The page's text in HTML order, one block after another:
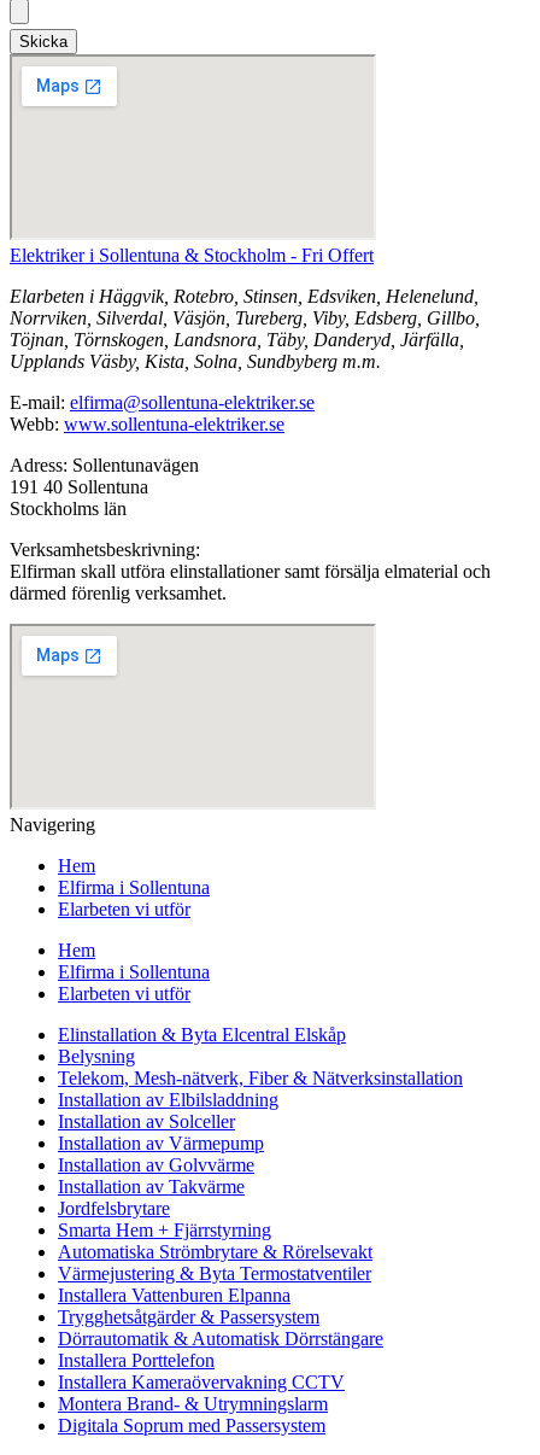
Skicka
Elektriker i Sollentuna & Stockholm - Fri Offert
Elarbeten i Häggvik, Rotebro, Stinsen, Edsviken, Helenelund,
Norrviken, Silverdal, Väsjön, Tureberg, Viby, Edsberg, Gillbo,
Töjnan, Törnskogen, Landsnora, Täby, Danderyd, Järfälla,
Upplands Väsby, Kista, Solna, Sundbyberg m.m.
E-mail: elfirma@sollentuna-elektriker.se
Webb: www.sollentuna-elektriker.se
Adress: Sollentunavägen
191 40 Sollentuna
Stockholms län
Verksamhetsbeskrivning:
Elfirman skall utföra elinstallationer samt försälja elmaterial och
därmed förenlig verksamhet.
Navigering
Hem
Elfirma i Sollentuna
Elarbeten vi utför
Hem
Elfirma i Sollentuna
Elarbeten vi utför
Elinstallation & Byta Elcentral Elskåp
Belysning
Telekom, Mesh-nätverk, Fiber & Nätverksinstallation
Installation av Elbilsladdning
Installation av Solceller
Installation av Värmepump
Installation av Golvvärme
Installation av Takvärme
Jordfelsbrytare
Smarta Hem + Fjärrstyrning
Automatiska Strömbrytare & Rörelsevakt
Värmejustering & Byta Termostatventiler
Installera Vattenburen Elpanna
Trygghetsåtgärder & Passersystem
Dörrautomatik & Automatisk Dörrstängare
Installera Porttelefon
Installera Kameraövervakning CCTV
Montera Brand- & Utrymningslarm
Digitala Soprum med Passersystem